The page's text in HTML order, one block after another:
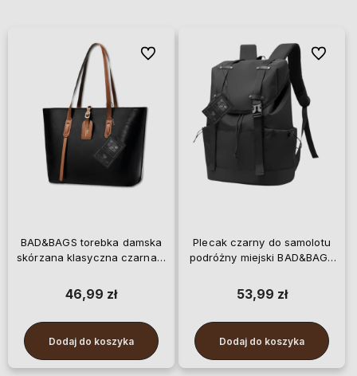
BAD&BAGS torebka damska
skórzana klasyczna czarna z
46,99 zł
Dodaj do koszyka
Do ulubionych
Plecak czarny do samolotu
podróżny miejski BAD&BAGS
53,99 zł
Dodaj do koszyka
Do